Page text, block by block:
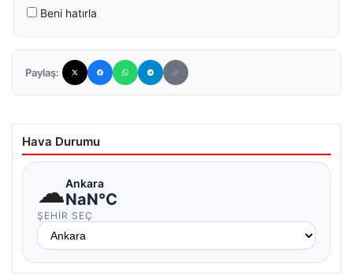
Beni hatırla
Paylaş:
Hava Durumu
☁Ankara
NaN°C
ŞEHIR SEÇ